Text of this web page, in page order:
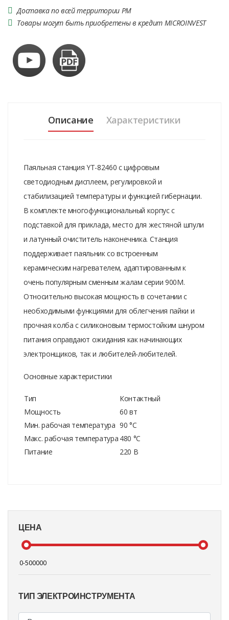
ЦЕНА
ТИП ЭЛЕКТРОИНСТРУМЕНТА
Доставка по всей территории РМ
Товары могут быть приобретены в кредит MICROINVEST
Описание Характеристики
Паяльная станция YT-82460 с цифровым
светодиодным дисплеем, регулировкой и
стабилизацией температуры и функцией гибернации.
В комплекте многофункциональный корпус с
подставкой для приклада, место для жестяной шпули
и латунный очиститель наконечника. Станция
поддерживает паяльник со встроенным
керамическим нагревателем, адаптированным к
очень популярным сменным жалам серии 900M.
Относительно высокая мощность в сочетании с
необходимыми функциями для облегчения пайки и
прочная колба с силиконовым термостойким шнуром
питания оправдают ожидания как начинающих
электронщиков, так и любителей-любителей.
Основные характеристики
Тип
Контактный
Мощность
60 вт
Мин. рабочая температура 90 °C
Макс. рабочая температура 480 °C
Питание
220 В